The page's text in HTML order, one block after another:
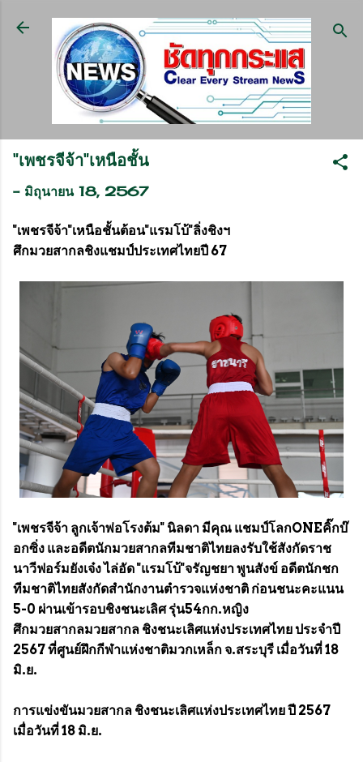
ข้ามไปที่เนื้อหาหลัก
"เพชรจีจ้า"เหนือชั้น
- มิถุนายน 18, 2567
"เพชรจีจ้า"เหนือชั้นต้อน"แรมโบ้"ลิ่งชิงฯ
ศึกมวยสากลชิงแชมป์ประเทศไทยปี 67
"เพชรจีจ้า ลูกเจ้าพ่อโรงต้ม" นิลดา มีคุณ แชมป์โลกONEคิ๊กบ๊
อกซิ่ง และอดีตนักมวยสากลทีมชาติไทยลงรับใช้สังกัดราช
นาวีฟอร์มยังเจ๋ง ไล่อัด "แรมโบ้"จรัญชยา พูนสังข์ อดีตนักชก
ทีมชาติไทยสังกัดสำนักงานตำรวจแห่งชาติ ก่อนชนะคะแนน
5-0 ผ่านเข้ารอบชิงชนะเลิศ รุ่น54กก.หญิง
ศึกมวยสากลมวยสากล ชิงชนะเลิศแห่งประเทศไทย ประจำปี
2567 ที่ศูนย์ฝึกกีฬาแห่งชาติมวกเหล็ก จ.สระบุรี เมื่อวันที่ 18
มิ.ย.
การแข่งขันมวยสากล ชิงชนะเลิศแห่งประเทศไทย ปี 2567
เมื่อวันที่ 18 มิ.ย.